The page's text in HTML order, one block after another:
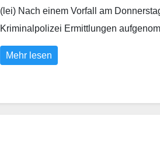
(lei) Nach einem Vorfall am
Kriminalpolizei Ermittlungen
Mehr lesen